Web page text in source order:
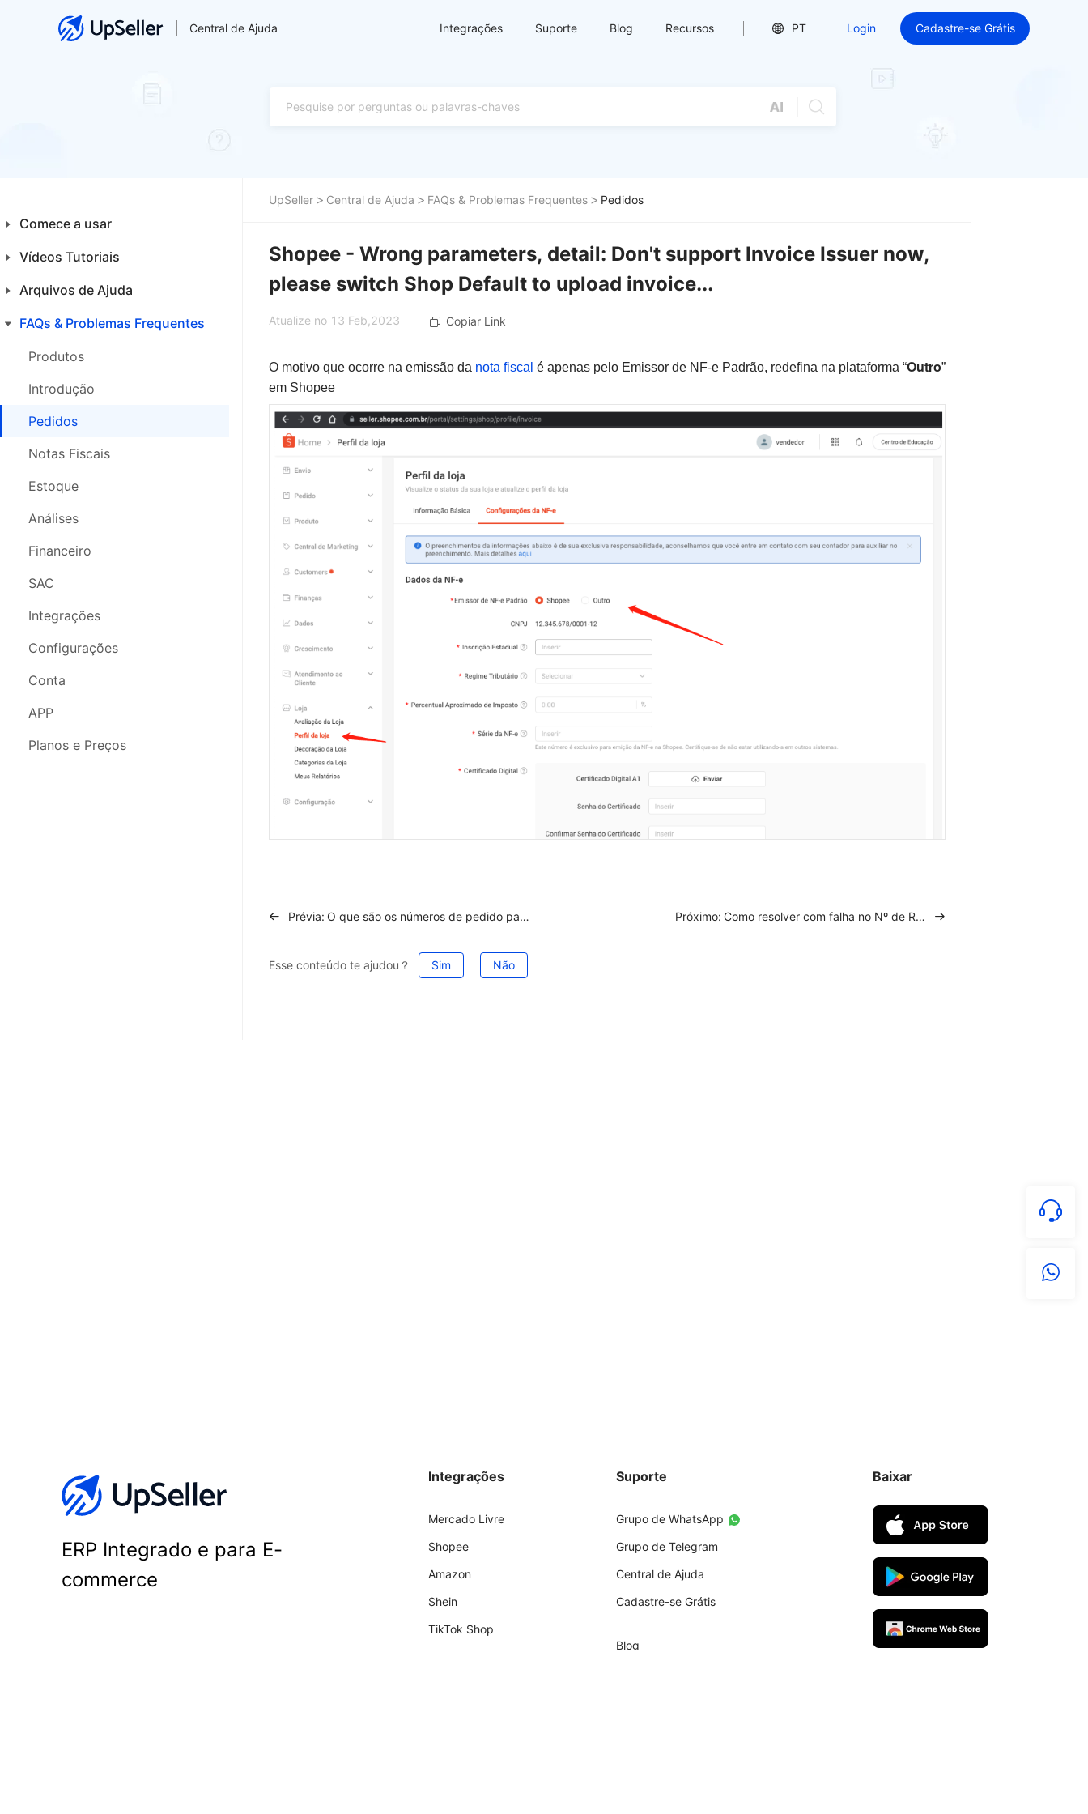
Central de Ajuda Integrações Suporte Blog Recursos PT Login Cadastre-se Grátis
Comece a usar
Introdução aos Iniciantes
Plataformas
Primeiros Passos
Vídeos Tutoriais
Financeiro
Integrações
Produtos
Pedidos
Nota Fiscal
Estoque
Análises
SAC
Compras
Configurações
Segurança da Conta
Webinars
Arquivos de Ajuda
Home
Produtos
Pedidos
Notas Fiscais
Controle de Estoque
SAC
Análises
Financeiro
Comprar
Armazém 3PL
Logística 3PL
Configurações
Conta
Integrações
FAQs & Problemas Frequentes
Produtos
Introdução
Pedidos
Notas Fiscais
Estoque
Análises
Financeiro
SAC
Integrações
Configurações
Conta
APP
Planos e Preços
UpSeller Central de Ajuda FAQs & Problemas Frequentes Pedidos
Shopee - Wrong parameters, detail: Don't support Invoice Issuer now,
please switch Shop Default to upload invoice...
Atualize no 13 Feb,2023 Copiar Link
O motivo que ocorre na emissão da nota fiscal é apenas pelo Emissor de NF-e Padrão, redefina na plataforma “Outro”
em Shopee
Prévia: O que são os números de pedido pai e subpedido no Mercado Livre? Próximo: Como resolver com falha no Nº de Rastreio da SHOPEE
Esse conteúdo te ajudou？ Sim Não
ERP Integrado e para E-
commerce
Integrações
Mercado Livre
Shopee
Amazon
Shein
TikTok Shop
Suporte
Grupo de WhatsApp
Grupo de Telegram
Central de Ajuda
Cadastre-se Grátis
Blog
Baixar